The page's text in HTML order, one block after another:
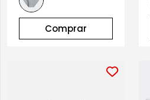
Comprar
. playera manga larga